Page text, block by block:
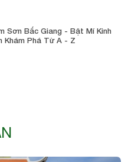
Sơn Bắc Giang - Bật Mí Kinh
Khám Phá Từ A - Z